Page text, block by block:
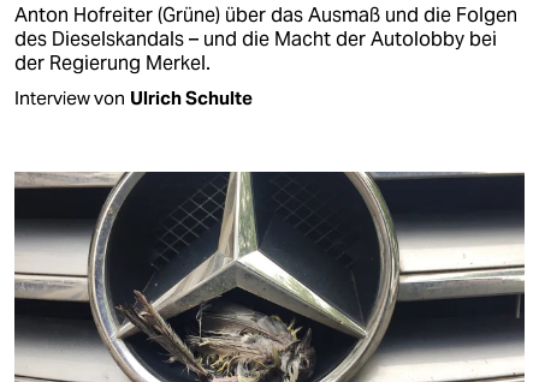
Anton Hofreiter (Grüne) über das Ausmaß und die Folgen
des Dieselskandals – und die Macht der Autolobby bei
der Regierung Merkel.
Interview von Ulrich Schulte